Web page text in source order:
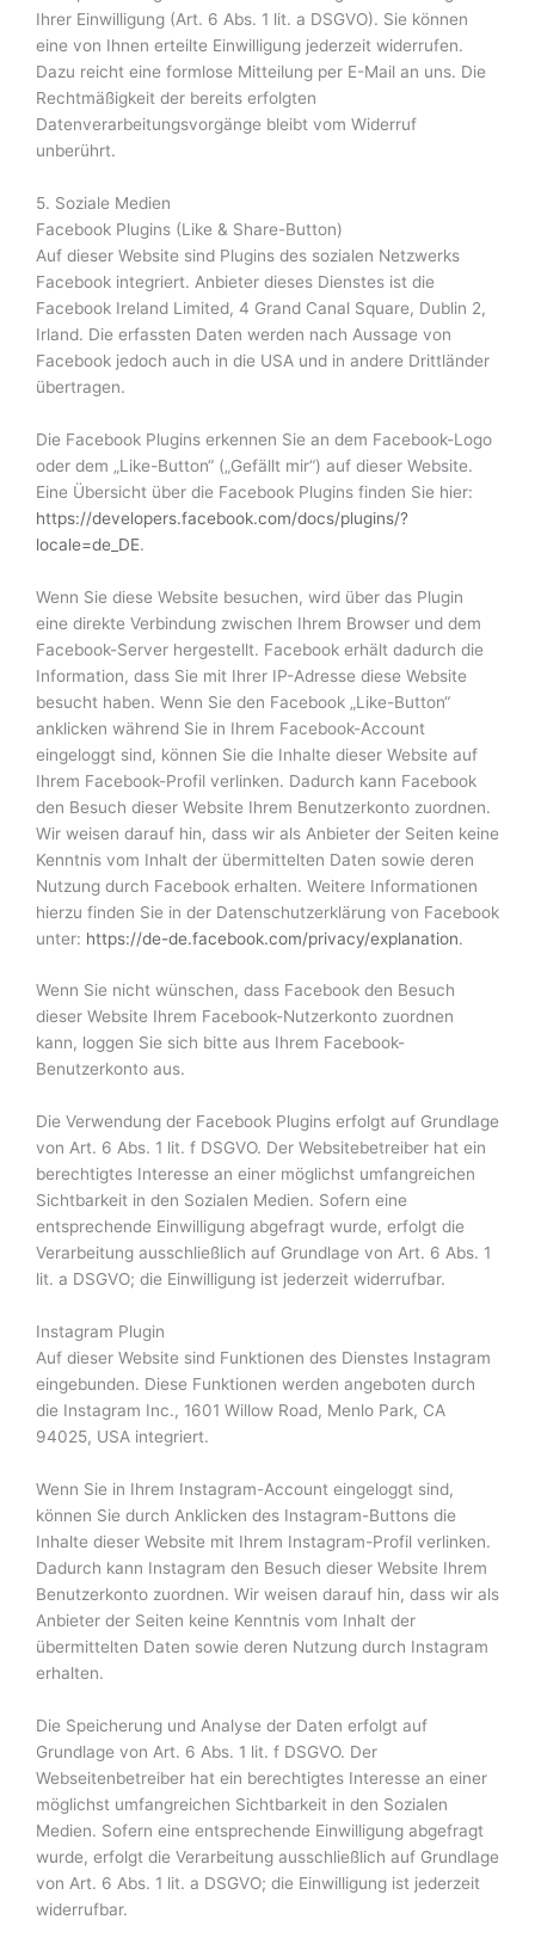
Ihrer Einwilligung (Art. 6 Abs. 1 lit. a DSGVO). Sie können
eine von Ihnen erteilte Einwilligung jederzeit widerrufen.
Dazu reicht eine formlose Mitteilung per E-Mail an uns. Die
Rechtmäßigkeit der bereits erfolgten
Datenverarbeitungsvorgänge bleibt vom Widerruf
unberührt.
5. Soziale Medien
Facebook Plugins (Like & Share-Button)
Auf dieser Website sind Plugins des sozialen Netzwerks
Facebook integriert. Anbieter dieses Dienstes ist die
Facebook Ireland Limited, 4 Grand Canal Square, Dublin 2,
Irland. Die erfassten Daten werden nach Aussage von
Facebook jedoch auch in die USA und in andere Drittländer
übertragen.
Die Facebook Plugins erkennen Sie an dem Facebook-Logo
oder dem „Like-Button“ („Gefällt mir“) auf dieser Website.
Eine Übersicht über die Facebook Plugins finden Sie hier:
https://developers.facebook.com/docs/plugins/?
locale=de_DE.
Wenn Sie diese Website besuchen, wird über das Plugin
eine direkte Verbindung zwischen Ihrem Browser und dem
Facebook-Server hergestellt. Facebook erhält dadurch die
Information, dass Sie mit Ihrer IP-Adresse diese Website
besucht haben. Wenn Sie den Facebook „Like-Button“
anklicken während Sie in Ihrem Facebook-Account
eingeloggt sind, können Sie die Inhalte dieser Website auf
Ihrem Facebook-Profil verlinken. Dadurch kann Facebook
den Besuch dieser Website Ihrem Benutzerkonto zuordnen.
Wir weisen darauf hin, dass wir als Anbieter der Seiten keine
Kenntnis vom Inhalt der übermittelten Daten sowie deren
Nutzung durch Facebook erhalten. Weitere Informationen
hierzu finden Sie in der Datenschutzerklärung von Facebook
unter: https://de-de.facebook.com/privacy/explanation.
Wenn Sie nicht wünschen, dass Facebook den Besuch
dieser Website Ihrem Facebook-Nutzerkonto zuordnen
kann, loggen Sie sich bitte aus Ihrem Facebook-
Benutzerkonto aus.
Die Verwendung der Facebook Plugins erfolgt auf Grundlage
von Art. 6 Abs. 1 lit. f DSGVO. Der Websitebetreiber hat ein
berechtigtes Interesse an einer möglichst umfangreichen
Sichtbarkeit in den Sozialen Medien. Sofern eine
entsprechende Einwilligung abgefragt wurde, erfolgt die
Verarbeitung ausschließlich auf Grundlage von Art. 6 Abs. 1
lit. a DSGVO; die Einwilligung ist jederzeit widerrufbar.
Instagram Plugin
Auf dieser Website sind Funktionen des Dienstes Instagram
eingebunden. Diese Funktionen werden angeboten durch
die Instagram Inc., 1601 Willow Road, Menlo Park, CA
94025, USA integriert.
Wenn Sie in Ihrem Instagram-Account eingeloggt sind,
können Sie durch Anklicken des Instagram-Buttons die
Inhalte dieser Website mit Ihrem Instagram-Profil verlinken.
Dadurch kann Instagram den Besuch dieser Website Ihrem
Benutzerkonto zuordnen. Wir weisen darauf hin, dass wir als
Anbieter der Seiten keine Kenntnis vom Inhalt der
übermittelten Daten sowie deren Nutzung durch Instagram
erhalten.
Die Speicherung und Analyse der Daten erfolgt auf
Grundlage von Art. 6 Abs. 1 lit. f DSGVO. Der
Webseitenbetreiber hat ein berechtigtes Interesse an einer
möglichst umfangreichen Sichtbarkeit in den Sozialen
Medien. Sofern eine entsprechende Einwilligung abgefragt
wurde, erfolgt die Verarbeitung ausschließlich auf Grundlage
von Art. 6 Abs. 1 lit. a DSGVO; die Einwilligung ist jederzeit
widerrufbar.